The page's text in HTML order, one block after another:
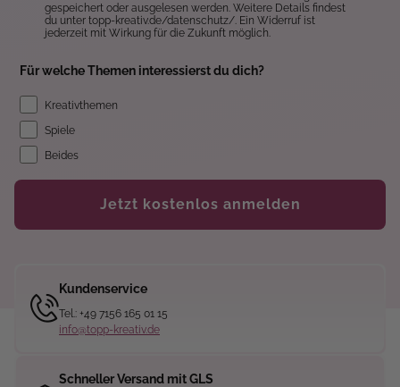
gespeichert oder ausgelesen werden. Weitere Details findest
du unter topp-kreativ.de/datenschutz/. Ein Widerruf ist
jederzeit mit Wirkung für die Zukunft möglich.
Für welche Themen interessierst du dich?
Kreativthemen
Spiele
Beides
Jetzt kostenlos anmelden
Kundenservice
Tel.: +49 7156 165 01 15
info@topp-kreativ.de
Schneller Versand mit GLS